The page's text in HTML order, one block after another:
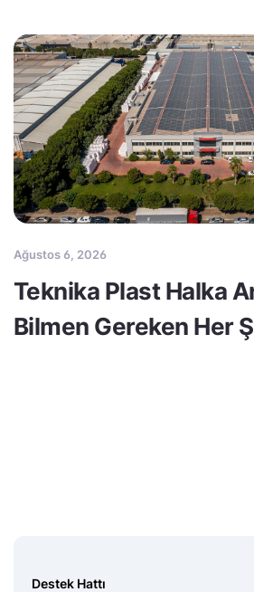
Ağustos 6, 2026
Teknika Plast Halka
Bilmen Gereken Her
Destek Hattı